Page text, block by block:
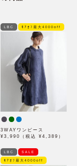
LBC ﾓｱｵﾌ最大4000off
3WAYワンピース
¥3,990（税込 ¥4,389）
LBC SALE
ﾓｱｵﾌ最大4000off